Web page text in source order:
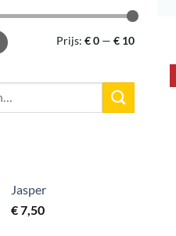
Prijs: € 0— € 10
Jasper
€7,50